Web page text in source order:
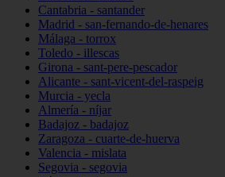
Cantabria - santander
Madrid - san-fernando-de-henares
Málaga - torrox
Toledo - illescas
Girona - sant-pere-pescador
Alicante - sant-vicent-del-raspeig
Murcia - yecla
Almería - níjar
Badajoz - badajoz
Zaragoza - cuarte-de-huerva
Valencia - mislata
Segovia - segovia